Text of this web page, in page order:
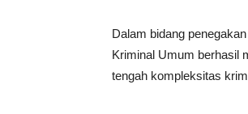
Dalam bidang
Kriminal Umum berhasil
tengah kompleksitas